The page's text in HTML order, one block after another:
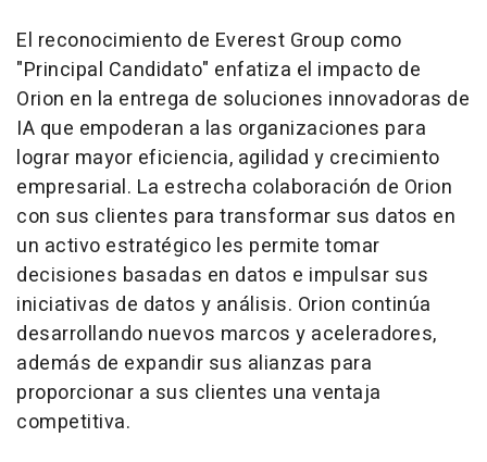
El reconocimiento de Everest Group como
"Principal Candidato" enfatiza el impacto de
Orion en la entrega de soluciones innovadoras de
IA que empoderan a las organizaciones para
lograr mayor eficiencia, agilidad y crecimiento
empresarial. La estrecha colaboración de Orion
con sus clientes para transformar sus datos en
un activo estratégico les permite tomar
decisiones basadas en datos e impulsar sus
iniciativas de datos y análisis. Orion continúa
desarrollando nuevos marcos y aceleradores,
además de expandir sus alianzas para
proporcionar a sus clientes una ventaja
competitiva.